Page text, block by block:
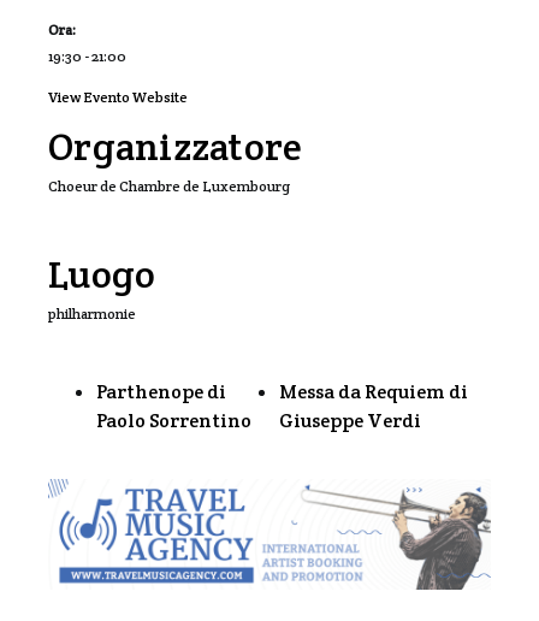
Ora:
19:30 - 21:00
View Evento Website
Organizzatore
Choeur de Chambre de Luxembourg
Luogo
philharmonie
Parthenope di
Paolo Sorrentino
Messa da Requiem di
Giuseppe Verdi